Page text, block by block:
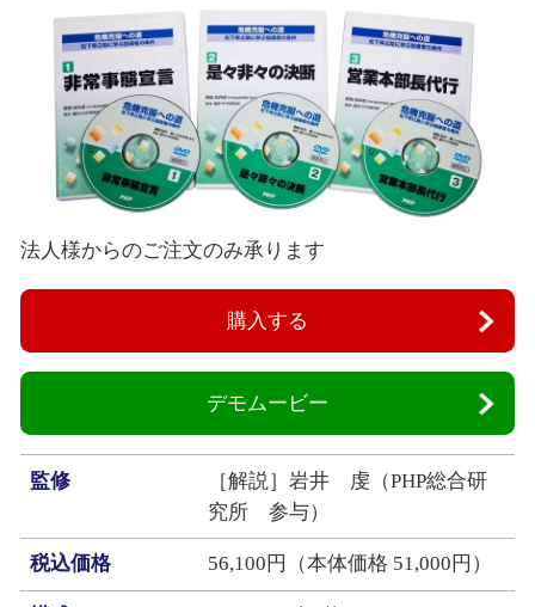
法人様からのご注文のみ承ります
購入する
デモムービー
監修
［解説］岩井 虔（PHP総合研
究所 参与）
税込価格 56,100円（本体価格 51,000円）